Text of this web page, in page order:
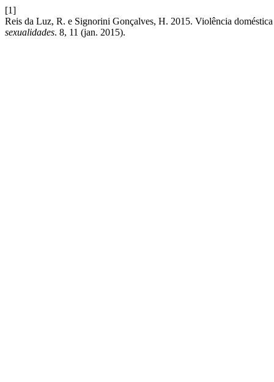
[1]
Reis da Luz, R. e Signorini Gonçalves, H. 2015. Violência
sexualidades. 8, 11 (jan. 2015).